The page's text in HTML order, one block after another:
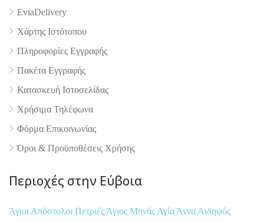
EviaDelivery
Χάρτης Ιστότοπου
Πληροφορίες Εγγραφής
Πακέτα Εγγραφής
Κατασκευή Ιστοσελίδας
Χρήσιμα Τηλέφωνα
Φόρμα Επικοινωνίας
Όροι & Προϋποθέσεις Xρήσης
Περιοχές στην Εύβοια
Άγιοι Απόστολοι Πετριές Άγιος Μηνάς Αγία Άννα Αιδηψός